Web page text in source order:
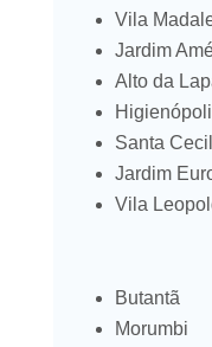
Vila
Jardim
Alto da
Santa
Jardim
Vila
Butantã
Morumbi